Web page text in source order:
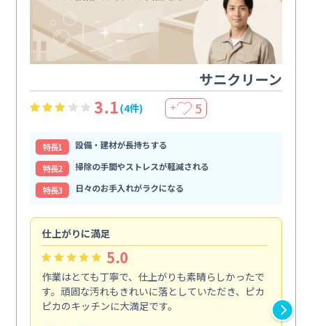
サニクリーン
3.1 (4件) ＋ 5
特⻑1
設備・建材が長持ちする
特⻑2
掃除の手間やストレスが軽減される
特⻑3
日々のお手入れがラクになる
仕上がりに満足
5.0
作業はとても丁寧で、仕上がりも素晴らしかったで
す。頑固な汚れもきれいに落としていただき、ピカ
ピカのキッチンに大満足です。